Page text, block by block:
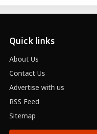
Quick links
About Us
Contact Us
Advertise with us
RSS Feed
Sitemap